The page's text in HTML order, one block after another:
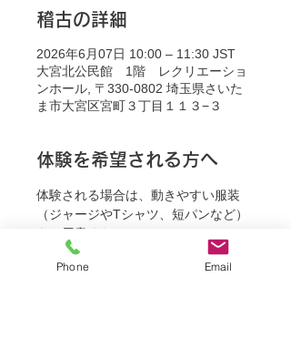
稽古の詳細
2026年6月07日 10:00 – 11:30 JST
大宮北公民館 1階 レクリエーショ
ンホール, 〒330-0802 埼玉県さいた
ま市大宮区宮町３丁目１１３−３
体験を希望される方へ
体験される場合は、動きやすい服装
（ジャージやTシャツ、短パンなど）
をご用意ください。
Phone Email